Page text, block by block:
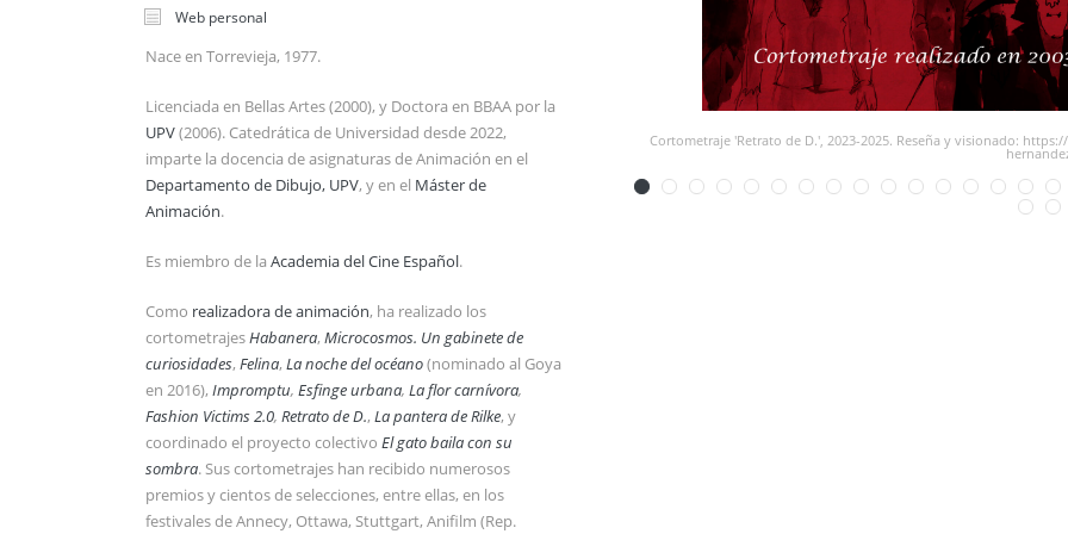
Web personal
Nace en Torrevieja, 1977.
Licenciada en Bellas Artes (2000), y Doctora en BBAA por la
UPV(2006). Catedrática de Universidad desde 2022,
imparte la docencia de asignaturas de Animación en el
Departamento de Dibujo, UPV, y en el Máster de
Animación.
Es miembro de la Academia del Cine Español.
Como realizadora de animación, ha realizado los
cortometrajesHabanera, Microcosmos. Un gabinete de
curiosidades, Felina, La noche del océano(nominado al Goya
en 2016), Impromptu, Esfinge urbana, La flor carnívora,
Fashion Victims 2.0, Retrato de D., La pantera de Rilke, y
coordinado el proyecto colectivo El gato baila con su
sombra. Sus cortometrajes han recibido numerosos
premios y cientos de selecciones, entre ellas, en los
festivales de Annecy, Ottawa, Stuttgart, Anifilm (Rep.
'Tatiana'. Descripción rotuladores sobre papel, 24x16cm, 2012.' Cortometraje 'Retrato de D.', 2023-2025. Reseña y visionado: